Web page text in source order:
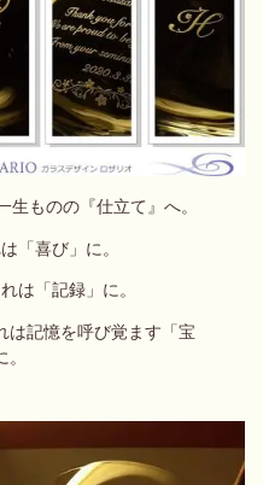
生ものの『仕立て』へ。
「喜び」に。
は「記録」に。
は記憶を呼び覚ます「宝
。